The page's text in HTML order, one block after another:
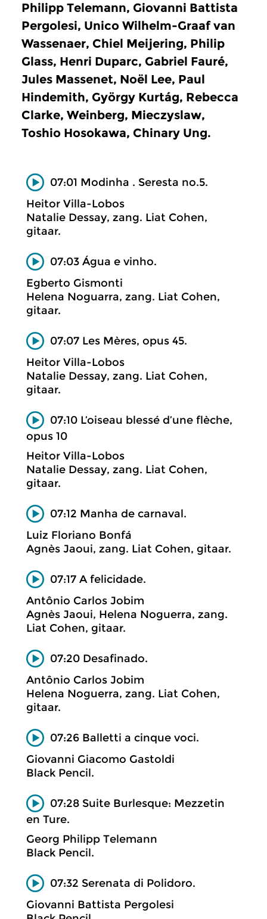
Philipp Telemann, Giovanni Battista
Pergolesi, Unico Wilhelm-Graaf van
Wassenaer, Chiel Meijering, Philip
Glass, Henri Duparc, Gabriel Fauré,
Jules Massenet, Noël Lee, Paul
Hindemith, György Kurtág, Rebecca
Clarke, Weinberg, Mieczyslaw,
Toshio Hosokawa, Chinary Ung.
07:01 Modinha . Seresta no.5.
Heitor Villa-Lobos
Natalie Dessay, zang. Liat Cohen,
gitaar.
07:03 Água e vinho.
Egberto Gismonti
Helena Noguarra, zang. Liat Cohen,
gitaar.
07:07 Les Mères, opus 45.
Heitor Villa-Lobos
Natalie Dessay, zang. Liat Cohen,
gitaar.
07:10 L’oiseau blessé d’une flèche,
opus 10
Heitor Villa-Lobos
Natalie Dessay, zang. Liat Cohen,
gitaar.
07:12 Manha de carnaval.
Luiz Floriano Bonfá
Agnès Jaoui, zang. Liat Cohen, gitaar.
07:17 A felicidade.
Antônio Carlos Jobim
Agnès Jaoui, Helena Noguerra, zang.
Liat Cohen, gitaar.
07:20 Desafinado.
Antônio Carlos Jobim
Helena Noguerra, zang. Liat Cohen,
gitaar.
07:26 Balletti a cinque voci.
Giovanni Giacomo Gastoldi
Black Pencil.
07:28 Suite Burlesque: Mezzetin
en Ture.
Georg Philipp Telemann
Black Pencil.
07:32 Serenata di Polidoro.
Giovanni Battista Pergolesi